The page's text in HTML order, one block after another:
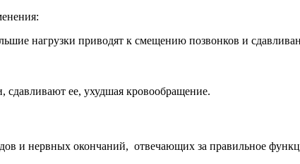
нагрузки приводят к смещению позвонков и
сдавливают ее, ухудшая кровообращение.
и нервных окончаний, отвечающих за правильное